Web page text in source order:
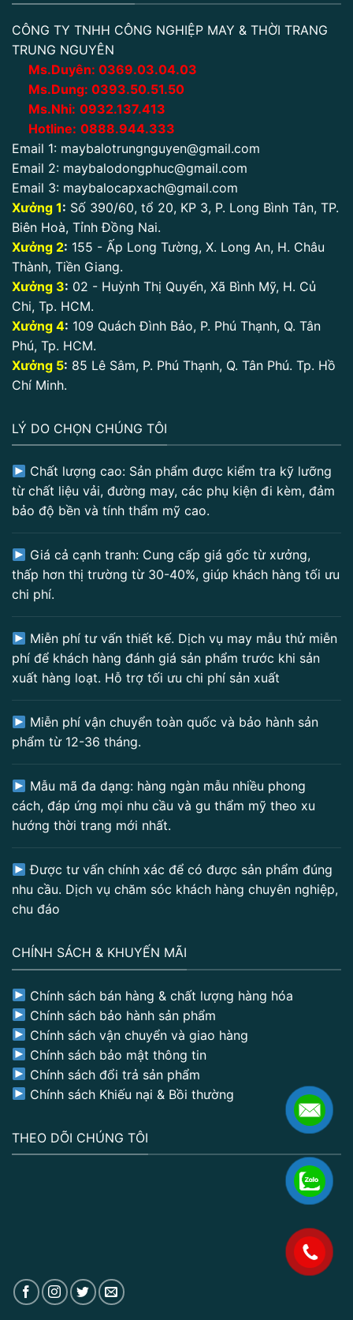
CÔNG TY TNHH CÔNG NGHIỆP MAY & THỜI TRANG
TRUNG NGUYÊN
Ms.Duyên: 0369.03.04.03
Ms.Dung: 0393.50.51.50
Ms.Nhi: 0932.137.413
Hotline: 0888.944.333
Email 1: maybalotrungnguyen@gmail.com
Email 2: maybalodongphuc@gmail.com
Email 3: maybalocapxach@gmail.com
Xưởng 1: Số 390/60, tổ 20, KP 3, P. Long Bình Tân, TP.
Biên Hoà, Tỉnh Đồng Nai.
Xưởng 2: 155 - Ấp Long Tường, X. Long An, H. Châu
Thành, Tiền Giang.
Xưởng 3: 02 - Huỳnh Thị Quyến, Xã Bình Mỹ, H. Củ
Chi, Tp. HCM.
Xưởng 4: 109 Quách Đình Bảo, P. Phú Thạnh, Q. Tân
Phú, Tp. HCM.
Xưởng 5: 85 Lê Sâm, P. Phú Thạnh, Q. Tân Phú. Tp. Hồ
Chí Minh.
LÝ DO CHỌN CHÚNG TÔI
Chất lượng cao: Sản phẩm được kiểm tra kỹ lưỡng
từ chất liệu vải, đường may, các phụ kiện đi kèm, đảm
bảo độ bền và tính thẩm mỹ cao.
Giá cả cạnh tranh: Cung cấp giá gốc từ xưởng,
thấp hơn thị trường từ 30-40%, giúp khách hàng tối ưu
chi phí.
Miễn phí tư vấn thiết kế. Dịch vụ may mẫu thử miễn
phí để khách hàng đánh giá sản phẩm trước khi sản
xuất hàng loạt. Hỗ trợ tối ưu chi phí sản xuất
Miễn phí vận chuyển toàn quốc và bảo hành sản
phẩm từ 12-36 tháng.
Mẫu mã đa dạng: hàng ngàn mẫu nhiều phong
cách, đáp ứng mọi nhu cầu và gu thẩm mỹ theo xu
hướng thời trang mới nhất.
Được tư vấn chính xác để có được sản phẩm đúng
nhu cầu. Dịch vụ chăm sóc khách hàng chuyên nghiệp,
chu đáo
CHÍNH SÁCH & KHUYẾN MÃI
Chính sách bán hàng & chất lượng hàng hóa
Chính sách bảo hành sản phẩm
Chính sách vận chuyển và giao hàng
Chính sách bảo mật thông tin
Chính sách đổi trả sản phẩm
Chính sách Khiếu nại & Bồi thường
THEO DÕI CHÚNG TÔI
.